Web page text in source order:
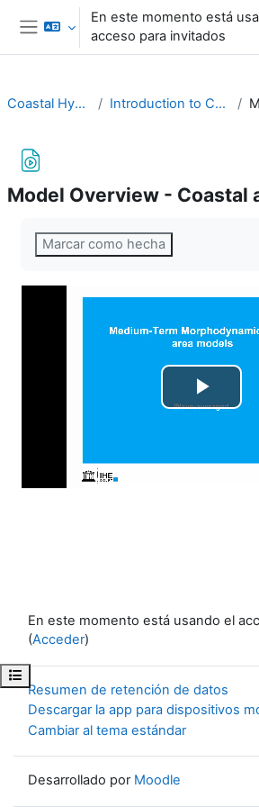
Salta al contenido principal
Panel lateral
En este momento está
acceso para invitados
Abrir índice del curso
Coastal HydroMorpho Introduction to Coastal Modelling
Model Overview - Coastal
Marcar como hecha
En este momento está usando el
(Acceder)
Resumen de retención de datos
Descargar la app para dispositivos
Cambiar al tema estándar
Desarrollado por Moodle